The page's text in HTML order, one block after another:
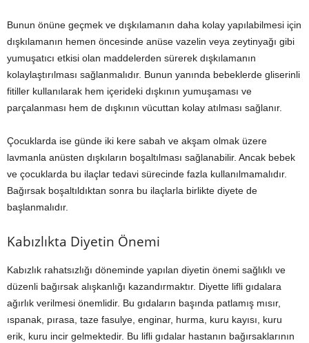
Bunun önüne geçmek ve dışkılamanın daha kolay yapılabilmesi için
dışkılamanın hemen öncesinde anüse vazelin veya zeytinyağı gibi
yumuşatıcı etkisi olan maddelerden sürerek dışkılamanın
kolaylaştırılması sağlanmalıdır. Bunun yanında bebeklerde gliserinli
fitiller kullanılarak hem içerideki dışkının yumuşaması ve
parçalanması hem de dışkının vücuttan kolay atılması sağlanır.
Çocuklarda ise günde iki kere sabah ve akşam olmak üzere
lavmanla anüsten dışkıların boşaltılması sağlanabilir. Ancak bebek
ve çocuklarda bu ilaçlar tedavi sürecinde fazla kullanılmamalıdır.
Bağırsak boşaltıldıktan sonra bu ilaçlarla birlikte diyete de
başlanmalıdır.
Kabızlıkta Diyetin Önemi
Kabızlık rahatsızlığı döneminde yapılan diyetin önemi sağlıklı ve
düzenli bağırsak alışkanlığı kazandırmaktır. Diyette lifli gıdalara
ağırlık verilmesi önemlidir. Bu gıdaların başında patlamış mısır,
ıspanak, pırasa, taze fasulye, enginar, hurma, kuru kayısı, kuru
erik, kuru incir gelmektedir. Bu lifli gıdalar hastanın bağırsaklarının